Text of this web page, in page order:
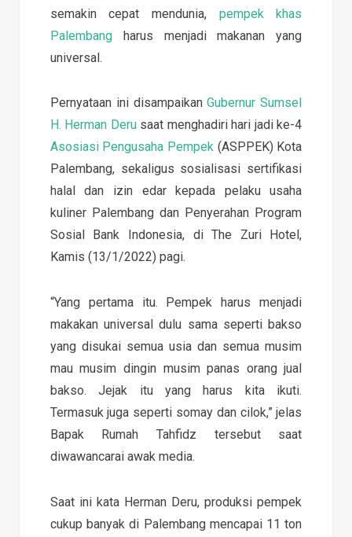
semakin cepat mendunia, pempek khas
Palembangharus menjadi makanan yang
universal.
Pernyataan ini disampaikanGubernur Sumsel
H. Herman Derusaat menghadiri hari jadi ke-4
Asosiasi Pengusaha Pempek (ASPPEK) Kota
Palembang, sekaligus sosialisasi sertifikasi
halal dan izin edar kepada pelaku usaha
kuliner Palembang dan Penyerahan Program
Sosial Bank Indonesia, di The Zuri Hotel,
Kamis (13/1/2022) pagi.
“Yang pertama itu. Pempek harus menjadi
makakan universal dulu sama seperti bakso
yang disukai semua usia dan semua musim
mau musim dingin musim panas orang jual
bakso. Jejak itu yang harus kita ikuti.
Termasuk juga seperti somay dan cilok,” jelas
Bapak Rumah Tahfidz tersebut saat
diwawancarai awak media.
Saat ini kata Herman Deru, produksi pempek
cukup banyak di Palembang mencapai 11 ton